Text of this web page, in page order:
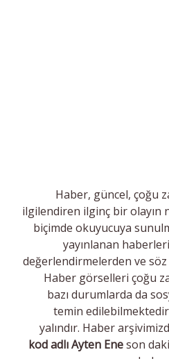
Haber, güncel, çoğu
ilgilendiren ilginç bir olayın
biçimde okuyucuya
yayınlanan
değerlendirmelerden ve
Haber görselleri çoğu
bazı durumlarda da
temin
yalındır. Haber
kod adlı Ayten Eneson